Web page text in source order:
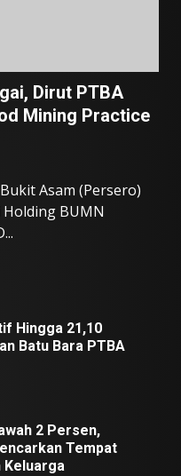
Dirut PTBA
Mining Practice
Asam (Persero)
BUMN
Hingga 21,10
Batu Bara PTBA
2 Persen,
Tempat
Keluarga